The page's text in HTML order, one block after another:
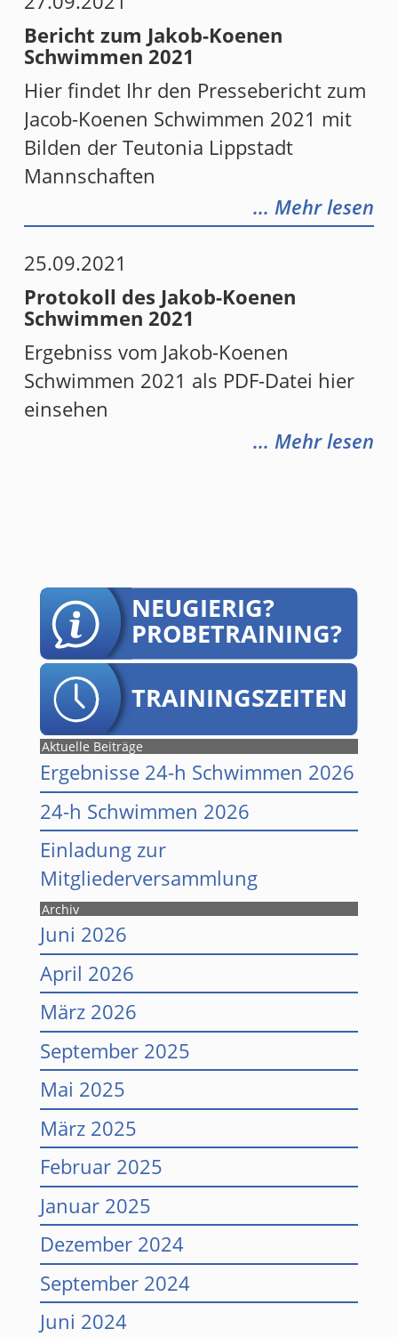
Bericht zum Jakob-Koenen
Schwimmen 2021
Hier findet Ihr den Pressebericht zum
Jacob-Koenen Schwimmen 2021 mit
Bilden der Teutonia Lippstadt
Mannschaften
... Mehr lesen
25.09.2021
Protokoll des Jakob-Koenen
Schwimmen 2021
Ergebniss vom Jakob-Koenen
Schwimmen 2021 als PDF-Datei hier
einsehen
... Mehr lesen
Aktuelle Beiträge
Ergebnisse 24-h Schwimmen 2026
24-h Schwimmen 2026
Einladung zur
Mitgliederversammlung
Archiv
Juni 2026
April 2026
März 2026
September 2025
Mai 2025
März 2025
Februar 2025
Januar 2025
Dezember 2024
September 2024
Juni 2024